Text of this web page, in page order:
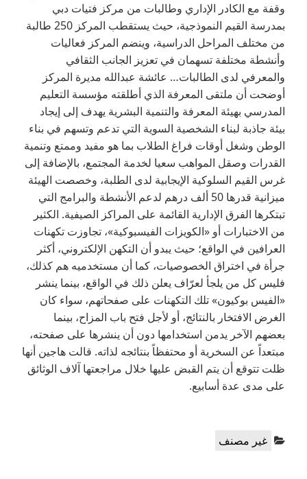
وقفة مع الكادر الإداري وطالبات من مركز فتيات دبي
بمدرسة القيم النموذجية، حيث يستقطب المركز 250 طالبة
من مختلف المراحل الدراسية، وينضم المركز فعاليات
وأنشطة مختلفة تسهمان في تعزيز الجانب الثقافي
والمعرفي لدى الطالبات… عائشة عبدالله مديرة المركز
أوضحت أن ملتقى المعرفة الذي أطلقته مؤسسة التعليم
المدرسي بهيئة المعرفة والتنمية البشرية يهدف إلى إيجاد
بيئة جاذبة لبناء الشخصية السوية التي تدعم وتسهم في بناء
الوطن وشغل أوقات فراغ الطلاب بما هو مفيد وممتع وتنمية
القدرات وصقل المواهب سعيا لخدمة المجتمع، بالإضافة إلى
غرس القيم السلوكية الإيجابية لدى الطلبة، وخصصت الهيئة
ميزانية قدرها 50 ألف درهم لدعم الأنشطة والبرامج التي
تبتكرها الفرق الإدارية القائمة على المراكز الصيفية. الكثير
من الاختبارات أو «الكويزات الفيسبوكية»، تجاوزت تكهنات
العرافين في الواقع؛ حيث يبدو أن التكهن الإلكتروني، أكثر
جرأة في اختراق الخصوصيات، كما أن مستخدميه هم كذلك،
فليس كل من يلجأ لعرّاف يعلن ذلك في الواقع، بينما ينشر
«الفيس بوكيون» تلك التكهنات على صفحاتهم، سواء كان
الغرض الافتخار بالنتائج، أو لأجل فتح باب المزاح، بينما
بعضهم الآخر يدمن استخدامها دون أن ينشرها على صفحته،
مبتعداً عن السخرية أو محتفظاً بنتائجه لذاته. قالت هاجين أنها
ظلت تتوقع أن يتم القبض عليها خلال مراجعتها آلاف الوثائق
على مدى عدة أسابيع.
Categories:
غير مصنف